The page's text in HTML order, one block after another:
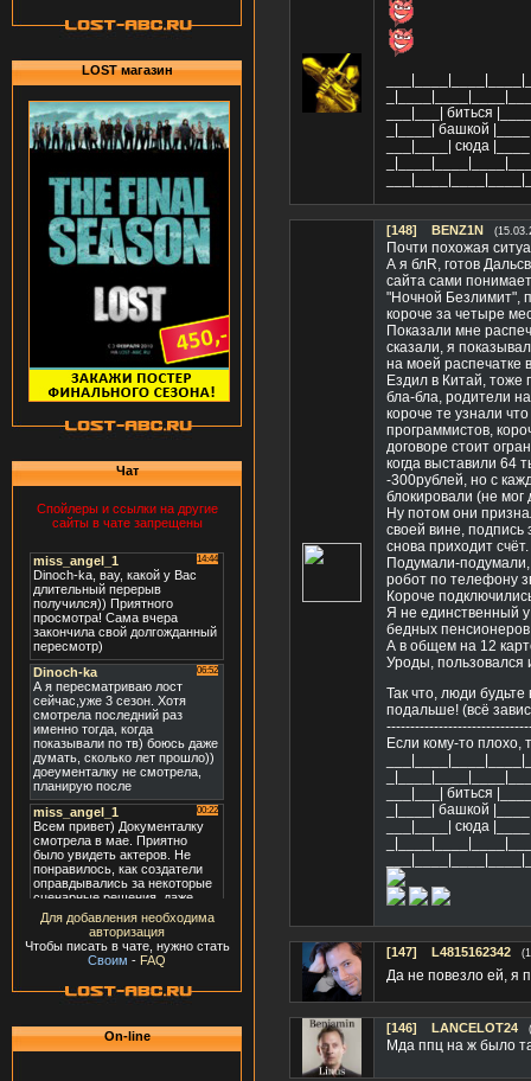
LOST магазин
Чат
Спойлеры и ссылки на другие
сайты в чате запрещены
Для добавления необходима
авторизация
Чтобы писать в чате, нужно стать
Своим - FAQ
On-line
___|___| биться
_|____| башкой
___|____| сюда
[148] BENZ1N
Почти похожая
А я блR, готов
сайта сами
"Ночной Безлимит",
короче за четыре
Показали мне
сказали, я
на моей распечатке
Ездил в Китай, тоже
бла-бла, родители
короче те узнали
программистов,
договоре стоит
когда выставили 64
-300рублей, но с
блокировали (не мог
Ну потом они
своей вине, подпись
снова приходит счёт.
Подумали-
робот по телефону
Короче
Я не единственный
бедных
А в общем на 12
Уроды, пользовался
Так что, люди
подальше! (всё
Если кому-то плохо,
___|___| биться
_|____| башкой
___|____| сюда
[147] L4815162342
Да не повезло ей, я
[146] LANCELOT24
Мда ппц на ж было